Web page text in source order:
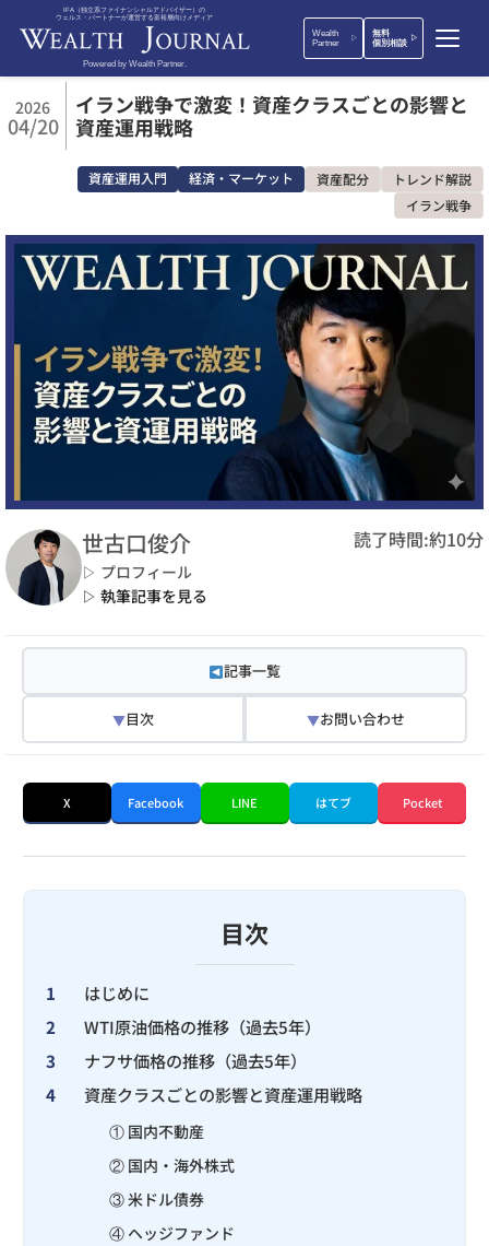
IFA（独立系ファイナンシャルアドバイザー）の
ウェルス・パートナーが運営する富裕層向けメディア
Powered by Wealth Partner.
Wealth
Partner
無料
個別相談
2026
04/20
イラン戦争で激変！資産クラスごとの影響と
資産運用戦略
資産運用入門 経済・マーケット 資産配分
トレンド解説
イラン戦争
世古口俊介
▷ プロフィール
▷ 執筆記事を見る
読了時間:約10分
記事一覧
▼目次 ▼お問い合わせ
X Facebook LINE はてブ Pocket
目次
1
はじめに
2
WTI原油価格の推移（過去5年）
3
ナフサ価格の推移（過去5年）
4
資産クラスごとの影響と資産運用戦略
① 国内不動産
② 国内・海外株式
③ 米ドル債券
④ ヘッジファンド